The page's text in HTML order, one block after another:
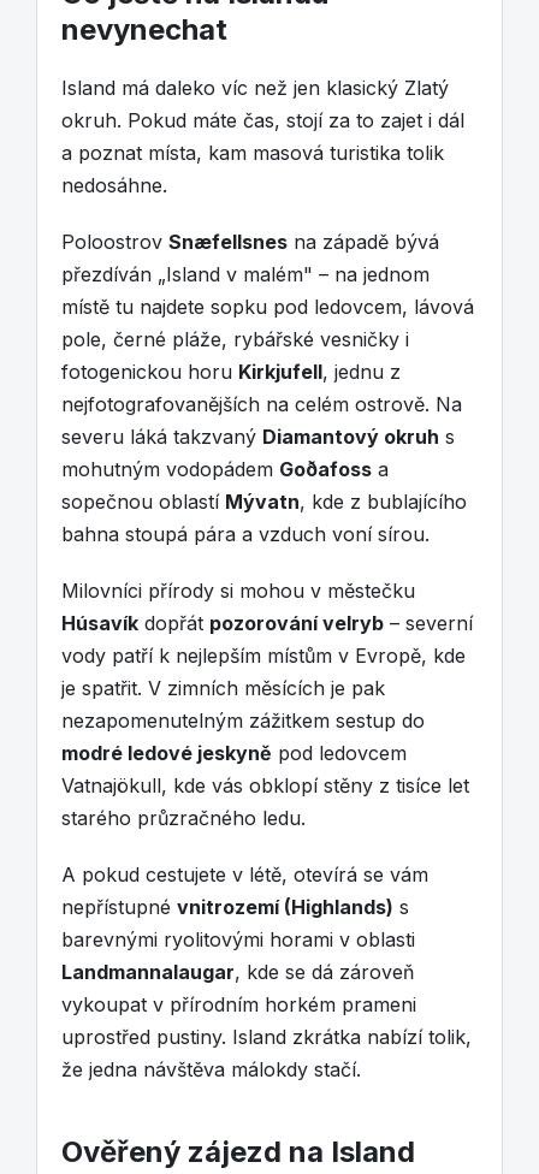
nevynechat
Island má daleko víc než jen klasický Zlatý
okruh. Pokud máte čas, stojí za to zajet i dál
a poznat místa, kam masová turistika tolik
nedosáhne.
Poloostrov Snæfellsnes na západě bývá
přezdíván „Island v malém" – na jednom
místě tu najdete sopku pod ledovcem, lávová
pole, černé pláže, rybářské vesničky i
fotogenickou horu Kirkjufell, jednu z
nejfotografovanějších na celém ostrově. Na
severu láká takzvaný Diamantový okruh s
mohutným vodopádem Goðafoss a
sopečnou oblastí Mývatn, kde z bublajícího
bahna stoupá pára a vzduch voní sírou.
Milovníci přírody si mohou v městečku
Húsavík dopřát pozorování velryb – severní
vody patří k nejlepším místům v Evropě, kde
je spatřit. V zimních měsících je pak
nezapomenutelným zážitkem sestup do
modré ledové jeskyně pod ledovcem
Vatnajökull, kde vás obklopí stěny z tisíce let
starého průzračného ledu.
A pokud cestujete v létě, otevírá se vám
nepřístupné vnitrozemí (Highlands) s
barevnými ryolitovými horami v oblasti
Landmannalaugar, kde se dá zároveň
vykoupat v přírodním horkém prameni
uprostřed pustiny. Island zkrátka nabízí tolik,
že jedna návštěva málokdy stačí.
Ověřený zájezd na Island